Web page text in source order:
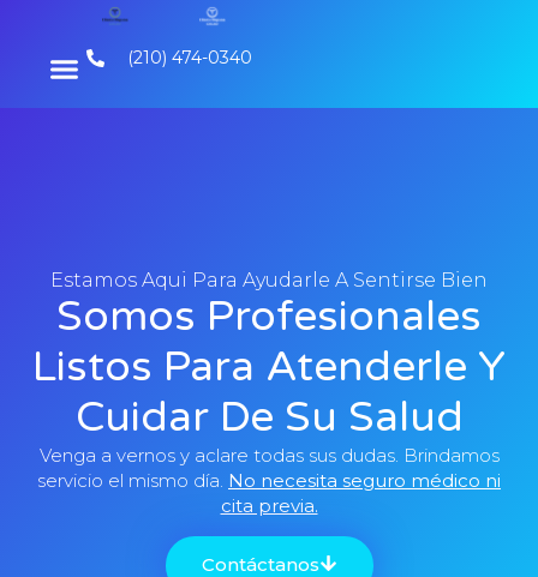
(210) 474-0340
Estamos Aqui Para Ayudarle A Sentirse Bien
Somos Profesionales
Listos Para Atenderle Y
Cuidar De Su Salud
Venga a vernos y aclare todas sus dudas. Brindamos
servicio el mismo día. No necesita seguro médico ni
cita previa.
Contáctanos